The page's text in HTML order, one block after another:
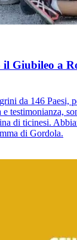
il Giubileo a
da 146 Paesi,
testimonianza,
di ticinesi.
di Gordola.